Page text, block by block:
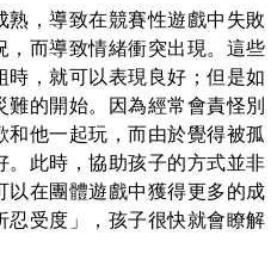
，導致在競賽性遊戲中失敗
，而導致情緒衝突出現。這些
，就可以表現良好；但是如
的開始。因為經常會責怪別
和他一起玩，而由於覺得被孤
。此時，協助孩子的方式並非
以在團體遊戲中獲得更多的成
忍受度」，孩子很快就會瞭解